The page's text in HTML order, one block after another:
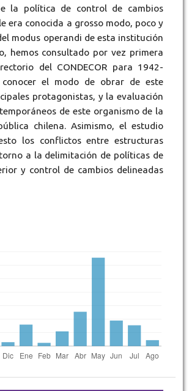
la política de control de cambios
era conocida a grosso modo, poco y
modus operandi de esta institución
hemos consultado por vez primera
del CONDECOR para 1942-
el modo de obrar de este
protagonistas, y la evaluación
de este organismo de la
chilena. Asimismo, el estudio
los conflictos entre estructuras
a la delimitación de políticas de
y control de cambios delineadas